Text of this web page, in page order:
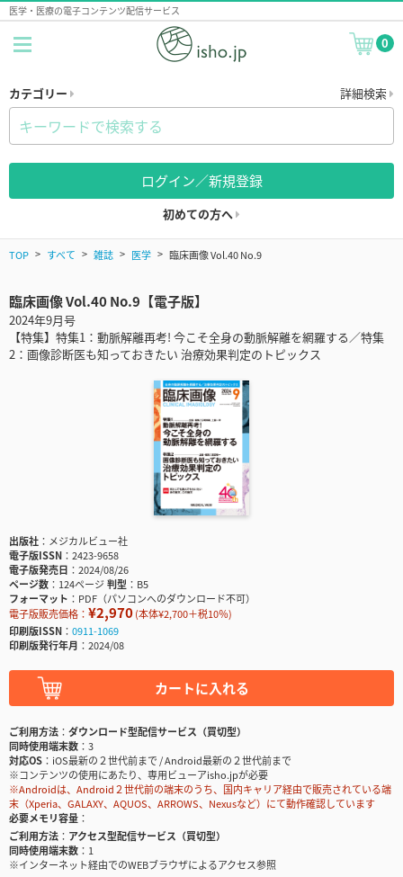
医学・医療の電子コンテンツ配信サービス
0
カテゴリー 詳細検索
ログイン／新規登録
初めての方へ
TOP すべて 雑誌 医学 臨床画像 Vol.40 No.9
臨床画像 Vol.40 No.9【電子版】
2024年9月号
【特集】特集1：動脈解離再考! 今こそ全身の動脈解離を網羅する／特集
2：画像診断医も知っておきたい 治療効果判定のトピックス
出版社
メジカルビュー社
電子版ISSN
2423-9658
電子版発売日
2024/08/26
ページ数
124ページ判型
B5
フォーマット
PDF（パソコンへのダウンロード不可）
電子版販売価格： ¥2,970(本体¥2,700＋税10％)
印刷版ISSN
0911-1069
印刷版発行年月
2024/08
カートに入れる
ご利用方法
ダウンロード型配信サービス（買切型）
同時使用端末数
3
対応OS
iOS最新の２世代前まで / Android最新の２世代前まで
※コンテンツの使用にあたり、専用ビューアisho.jpが必要
※Androidは、Android２世代前の端末のうち、国内キャリア経由で販売されている端
末（Xperia、GALAXY、AQUOS、ARROWS、Nexusなど）にて動作確認しています
必要メモリ容量
ご利用方法
アクセス型配信サービス（買切型）
同時使用端末数
1
※インターネット経由でのWEBブラウザによるアクセス参照